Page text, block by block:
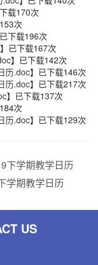
载170次
153次
下载196次
】已下载167次
】已下载142次
历.doc】已下载146次
历.doc】已下载217次
】已下载137次
184次
历.doc】已下载129次
下学期教学日历
学期教学日历
US